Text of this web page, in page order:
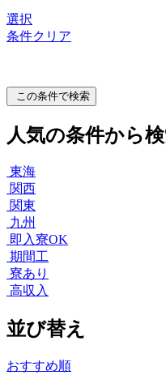
選択
条件クリア
この条件で検索
人気の条件から
東海
関西
関東
九州
即入寮OK
期間工
寮あり
高収入
並び替え
おすすめ順